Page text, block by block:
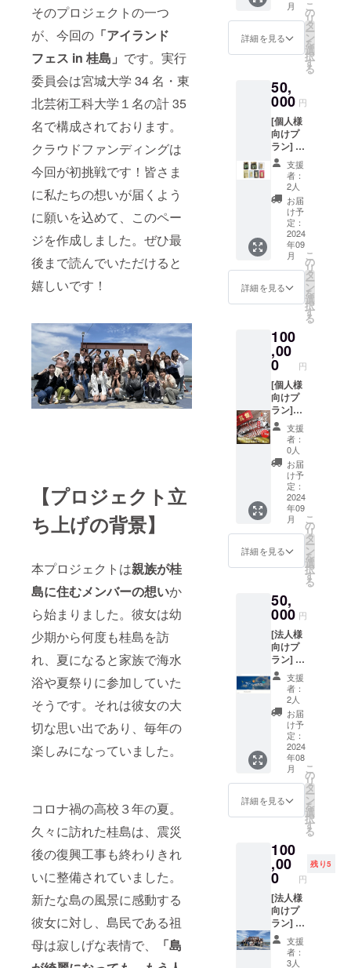
そのプロジェクトの一つ
が、今回の 「アイランド
フェス in 桂島」 です。実行
委員会は宮城大学 34 名・東
北芸術工科大学１名の計 35
名で構成されております。
クラウドファンディングは
今回が初挑戦です！皆さま
に私たちの想いが届くよう
に願いを込めて、このペー
ジを作成しました。ぜひ最
後まで読んでいただけると
嬉しいです！
【プロジェクト立
ち上げの背景】
本プロジェクトは親族が桂
島に住むメンバーの想いか
ら始まりました。彼女は幼
少期から何度も桂島を訪
れ、夏になると家族で海水
浴や夏祭りに参加していた
そうです。それは彼女の大
切な思い出であり、毎年の
楽しみになっていました。
コロナ禍の高校３年の夏。
久々に訪れた桂島は、震災
後の復興工事も終わりきれ
いに整備されていました。
新たな島の風景に感動する
彼女に対し、島民である祖
母は寂しげな表情で、
「島
営む合
同会社
「がん
ばる浦
会」に
よる、
浦戸の
海の恵
みが詰
まった
商品を
お届け
しま
す。 学
生が取
材して
作成し
た、地
元の方
直伝名
物セッ
同梱し
ます。
＜セッ
ト内容
＞ 牡蠣
の佃煮
（90g×
1）、生
のり佃
（100g
×1）、
焼き海
苔（7枚
×1）、
味付け
海苔
（16枚
ブ・
ガー
ペッ
パー・
唐辛子
の4種）
地元の
方直伝
名物
セット
の味わ
い方
book 原
材料及
び添加
物等の
品のラ
ベルに
表記さ
す。 商
品開封
前には
必ずお
届けの
リター
月
詳細を見る
こ
の
リ
タ
ー
ン
を
選
択
す
る
50,
000 円
[個人様
向けプ
ラン] ①
浦戸諸
島名物
プレミ
アム
セット
浦戸諸
島の奥
様方が
営む合
同会社
「がん
ばる浦
会」に
よる、
浦戸の
海の恵
みが詰
まった
商品を
たっぷ
りお楽
しみい
ただけ
ます。
学生が
取材し
て作成
した、
「地元
の方直
伝名物
い方
Book」
も同梱
しま
す。 ＜
セット
内容＞
牡蠣の
佃煮
（90g×
2）、生
のり佃
（100g
×2）、
焼き海
苔（7枚
（32枚×
１×ご
ま・オ
リー
ブ・
ガー
リック&
ペッ
パー・
唐辛子
支援
者：
2人
お届
け予
定：
2024
年09
月
詳細を見る
こ
の
リ
タ
ー
ン
を
選
択
す
る
100
,00
0 円
[個人様
向けプ
ラン]
①（株
）塩釜
水産食
品の
「塩紅
鮭」
1.9kg
塩竈市
の水産
加工会
社が古
来の伝
き山漬
け・藁
巻き山
漬け
（筵を
用いた
塩蔵
法）」
にこだ
わった
加工し
た塩紅
鮭をお
届けし
ます。
丹念に
塩漬け
筵の持
つ優れ
た特性
を活か
し、脂
ののっ
た紅鮭
の旨み
を存分
に引き
支援
者：
0人
お届
け予
定：
2024
年09
月
詳細を見る
こ
の
リ
タ
ー
ン
を
選
択
す
る
50,
000 円
[法人様
向けプ
ラン] ア
イラン
ドフェ
スin桂
島HPに
て社名
バナー
を掲
載、
Instagr
amアカ
ウント
にてご
た企業
様とし
てPR投
稿を作
成・発
信させ
ていた
だきま
す。備
考欄に
支援
者：
2人
お届
け予
定：
2024
年08
月
詳細を見る
こ
の
リ
タ
ー
ン
を
選
択
す
る
100
,00
0 円
残り5
[法人様
向けプ
ラン] 学
生団体
Brush
＋アイ
支援
者：
3人